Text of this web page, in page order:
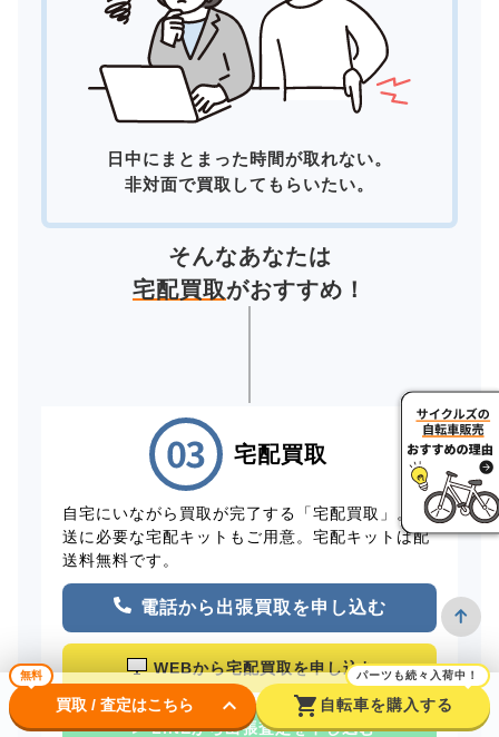
日中にまとまった時間が取れない。
非対面で買取してもらいたい。
そんなあなたは
宅配買取がおすすめ！
宅配買取
自宅にいながら買取が完了する「宅配買取」。配
送に必要な宅配キットもご用意。宅配キットは配
送料無料です。
電話から出張買取を申し込む
WEBから宅配買取を申し込む
LINEから出張査定を申し込む
無料
買取 / 査定はこちら keyboard_arrow_down shopping_cart
パーツも続々入荷中！
自転車を購入する